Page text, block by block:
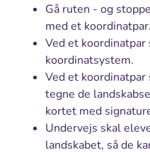
Gå ruten - og
med et koordinatpar.
Ved et
koordinatsystem.
Ved et
tegne de
kortet med
Undervejs skal
landskabet, så de